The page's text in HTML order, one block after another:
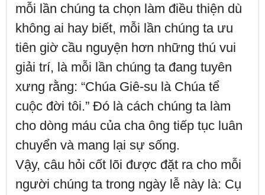
mỗi lần chúng ta chọn làm điều thiện dù
không ai hay biết, mỗi lần chúng ta ưu
tiên giờ cầu nguyện hơn những thú vui
giải trí, là mỗi lần chúng ta đang tuyên
xưng rằng: “Chúa Giê-su là Chúa tể
cuộc đời tôi.” Đó là cách chúng ta làm
cho dòng máu của cha ông tiếp tục luân
chuyển và mang lại sự sống.
Vậy, câu hỏi cốt lõi được đặt ra cho mỗi
người chúng ta trong ngày lễ này là: Cụ